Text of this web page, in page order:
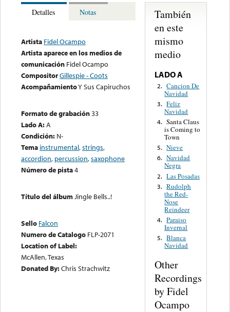
Detalles Notas
Artista Fidel Ocampo
Artista aparece en los medios de
comunicación Fidel Ocampo
CompositorGillespie - Coots
AcompañamientoY Sus Capiruchos
Formato de grabación33
Lado A:A
Condición: N-
Tema instrumental,strings,
accordion, percussion,saxophone
Número de pista4
Título del álbumJingle Bells..!
Sello Falcon
Numero de Catalogo FLP-2071
Location of Label:
McAllen, Texas
Donated By:Chris Strachwitz
También
en este
mismo
medio
LADO A
2. Cancion De
Navidad
3. Feliz
Navidad
4. Santa Claus
is Coming to
Town
5. Nieve
6. Navidad
Negra
2. Las Posadas
3. Rudolph
the Red-
Nose
Reindeer
4. Paraiso
Invernal
5. Blanca
Navidad
Other
Recordings
by Fidel
Ocampo